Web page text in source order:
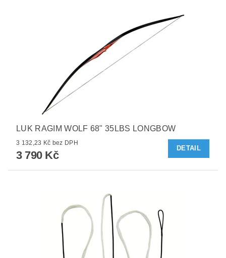
LUK RAGIM WOLF 68" 35LBS LONGBOW
3 132,23 Kč bez DPH
3 790 Kč
DETAIL